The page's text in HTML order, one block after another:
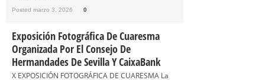
Posted marzo 3, 2026 0
Exposición Fotográfica De Cuaresma
Organizada Por El Consejo De
Hermandades De Sevilla Y CaixaBank
X EXPOSICIÓN FOTOGRÁFICA DE CUARESMA La